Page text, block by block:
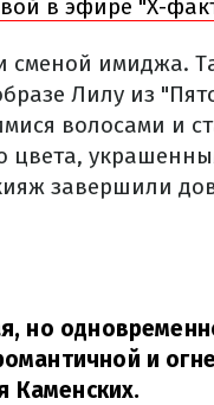
в эфире "Х-
сменой имиджа.
Лилу из
волосами и
цвета,
завершили
но
и
Каменских.